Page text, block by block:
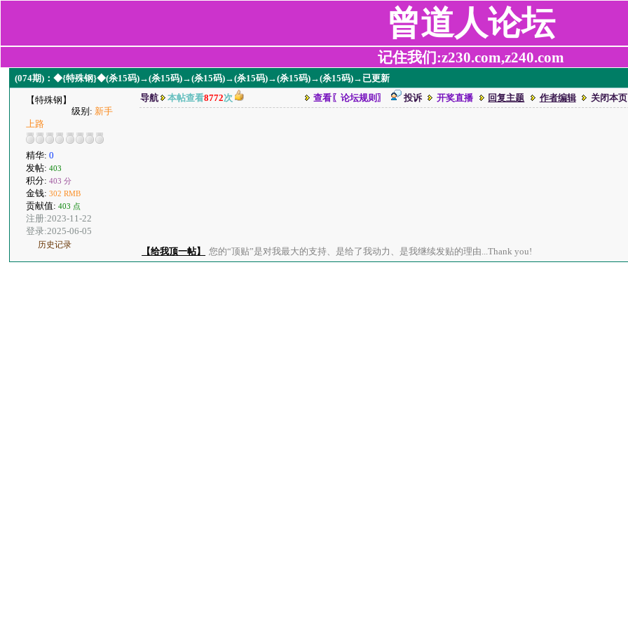
曾道人论坛
记住我们:z230.com,z240.com
(074期)：◆{特殊钢}◆(杀15码)→(杀15码)→(杀15码)→(杀15码)→(杀15码)→(杀15码)→已更新
【特殊钢】
级别: 新手
上路
精华:0
发帖:403
积分:403 分
金钱:302 RMB
贡献值:403 点
注册:2023-11-22
登录:2025-06-05
历史记录
导航 本帖查看8772次 查看〖论坛规则〗 投诉 开奖直播 回复主题 作者编辑 关闭本页
【给我顶一帖】 您的“顶贴”是对我最大的支持、是给了我动力、是我继续发贴的理由...Thank you!